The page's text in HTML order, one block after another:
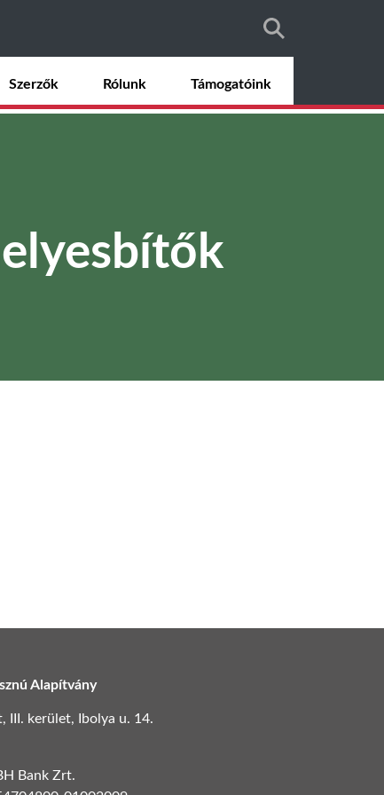
Szerzők Rólunk Támogatóink
Alapítvány
III. kerület, Ibolya u. 14.
Bank Zrt.